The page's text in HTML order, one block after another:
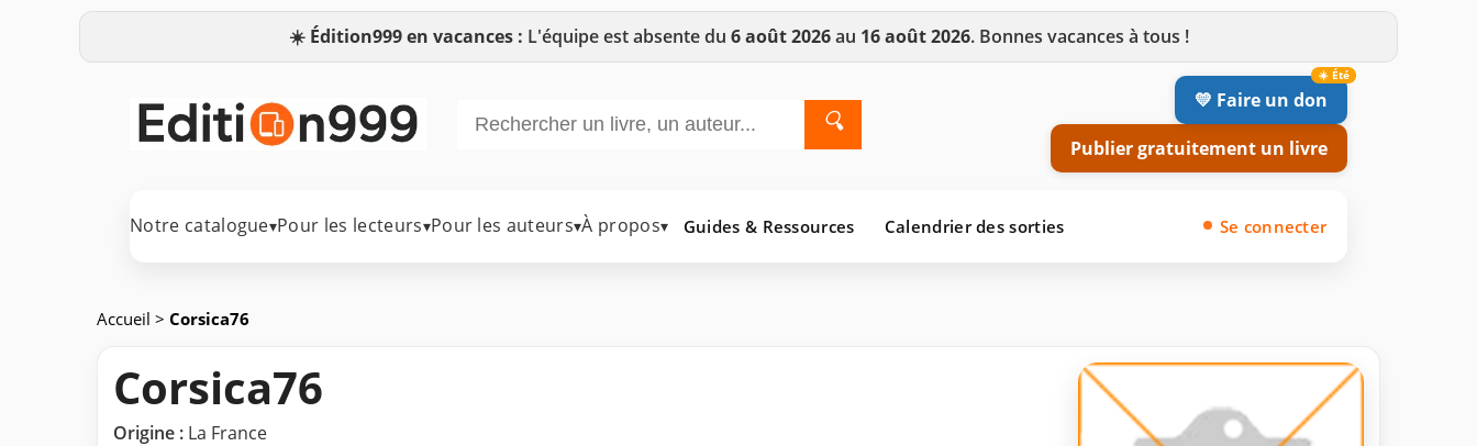
☀️ Édition999 en vacances : L'équipe est absente du 6 août 2026au 16 août 2026. Bonnes vacances à tous !
🔍
💛 Faire un don
Publier gratuitement un livre
Notre catalogue▾Pour les lecteurs▾Pour les auteurs▾À propos▾ Guides & Ressources Calendrier des sorties Se connecter
Accueil > Corsica76
Corsica76
Origine : La France